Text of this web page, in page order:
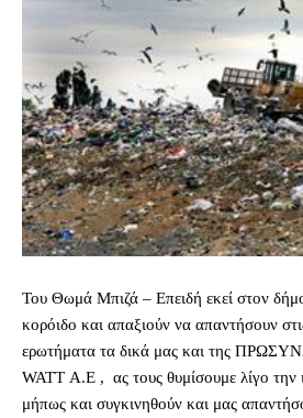
Του Θωμά Μπιζά – Επειδή εκεί στον
κορόιδο και απαξιούν να απαντήσουν
ερωτήματα τα δικά μας και της
WATT Α.Ε , ας τους θυμίσουμε λίγο την
μήπως και συγκινηθούν και μας